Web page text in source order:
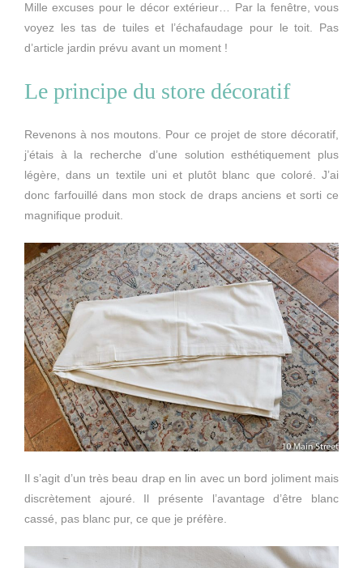
Mille excuses pour le décor extérieur… Par la fenêtre, vous
voyez les tas de tuiles et l’échafaudage pour le toit. Pas
d’article jardin prévu avant un moment !
Le principe du store décoratif
Revenons à nos moutons. Pour ce projet de store décoratif,
j’étais à la recherche d’une solution esthétiquement plus
légère, dans un textile uni et plutôt blanc que coloré. J’ai
donc farfouillé dans mon stock de draps anciens et sorti ce
magnifique produit.
Il s’agit d’un très beau drap en lin avec un bord joliment mais
discrètement ajouré. Il présente l’avantage d’être blanc
cassé, pas blanc pur, ce que je préfère.